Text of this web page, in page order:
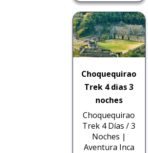
Choquequirao
Trek 4 dias 3
noches
Choquequirao
Trek 4 Días / 3
Noches |
Aventura Inca